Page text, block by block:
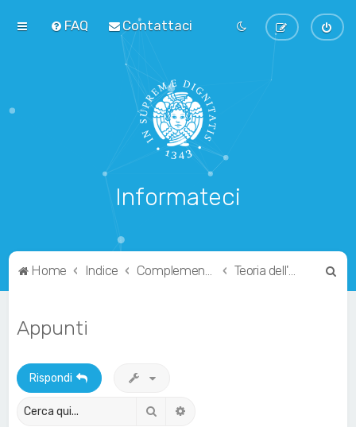
FAQ Contattaci
Informateci
Home Indice Complementari Teoria dell'Informazione
Appunti
Rispondi
Cerca